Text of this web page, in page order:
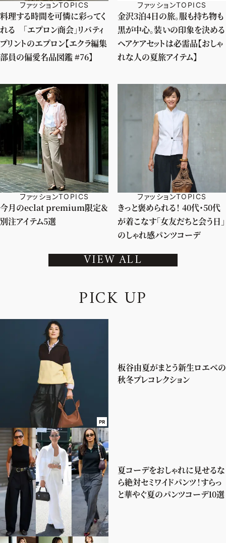
ファッションTOPICS
料理する時間を可憐に彩ってく
れる 「エプロン商会」リバティ
プリントのエプロン【エクラ編集
部員の偏愛名品図鑑 #76】
ファッションTOPICS
金沢3泊4日の旅。服も持ち物も
黒が中心。装いの印象を決める
ヘアケアセットは必需品【おしゃ
れな人の夏旅アイテム】
ファッションTOPICS
今月のeclat premium限定＆
別注アイテム5選
ファッションTOPICS
きっと褒められる！ 40代・50代
が着こなす「女友だちと会う日」
のしゃれ感パンツコーデ
VIEW ALL
PICK UP
PR
板谷由夏がまとう新生ロエベの
秋冬プレコレクション
夏コーデをおしゃれに見せるな
ら絶対セミワイドパンツ！すらっ
と華やぐ夏のパンツコーデ10選